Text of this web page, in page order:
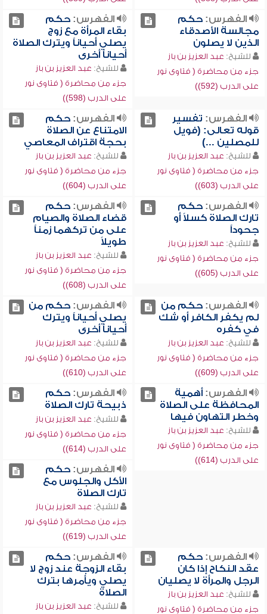
الفهرس:حكم
مجالسة الأصدقاء
الذين لا يصلون
للشيخ: عبد العزيز بن باز
جزء من محاضرة ( فتاوى نور
على الدرب (592))
الفهرس:حكم
بقاء المرأة مع زوج
يصلي أحياناً ويترك الصلاة
أحياناً أخرى
للشيخ: عبد العزيز بن باز
جزء من محاضرة ( فتاوى نور
على الدرب (598))
الفهرس: تفسير
قوله تعالى: (فويل
للمصلين ...)
للشيخ: عبد العزيز بن باز
جزء من محاضرة ( فتاوى نور
على الدرب (603))
الفهرس:حكم
الامتناع عن الصلاة
بحجة اقتراف المعاصي
للشيخ: عبد العزيز بن باز
جزء من محاضرة ( فتاوى نور
على الدرب (604))
الفهرس:حكم
تارك الصلاة كسلاً أو
جحوداً
للشيخ: عبد العزيز بن باز
جزء من محاضرة ( فتاوى نور
على الدرب (605))
الفهرس:حكم
قضاء الصلاة والصيام
على من تركهما زمناً
طويلاً
للشيخ: عبد العزيز بن باز
جزء من محاضرة ( فتاوى نور
على الدرب (608))
الفهرس:حكم من
لم يكفر الكافر أو شك
في كفره
للشيخ: عبد العزيز بن باز
جزء من محاضرة ( فتاوى نور
على الدرب (609))
الفهرس:حكم من
يصلي أحياناً ويترك
أحياناً أخرى
للشيخ: عبد العزيز بن باز
جزء من محاضرة ( فتاوى نور
على الدرب (610))
الفهرس:أهمية
المحافظة على الصلاة
وخطر التهاون فيها
للشيخ: عبد العزيز بن باز
جزء من محاضرة ( فتاوى نور
على الدرب (614))
الفهرس:حكم
ذبيحة تارك الصلاة
للشيخ: عبد العزيز بن باز
جزء من محاضرة ( فتاوى نور
على الدرب (614))
الفهرس:حكم
الأكل والجلوس مع
تارك الصلاة
للشيخ: عبد العزيز بن باز
جزء من محاضرة ( فتاوى نور
على الدرب (619))
الفهرس:حكم
عقد النكاح إذا كان
الرجل والمرأة لا يصليان
للشيخ: عبد العزيز بن باز
جزء من محاضرة ( فتاوى نور
الفهرس:حكم
بقاء الزوجة عند زوج لا
يصلي ويأمرها بترك
الصلاة
للشيخ: عبد العزيز بن باز